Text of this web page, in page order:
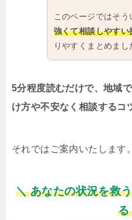
このページではそう
強くて相談しやす
りやすくまとめまし
5分程度読むだけで、地域
け方や不安なく相談するコ
それではご案内いたします。
＼ あなたの状況を救
る